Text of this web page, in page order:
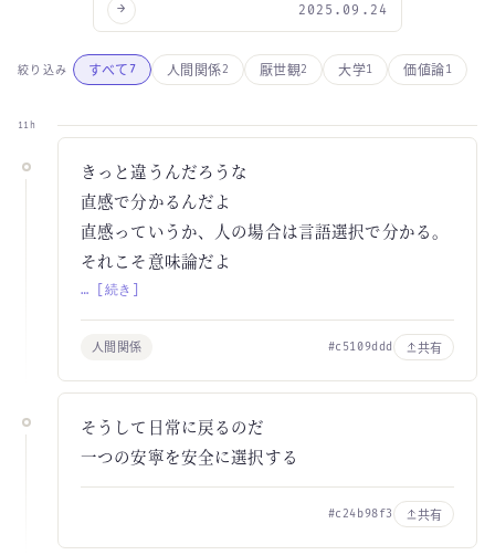
2025.09.24
→
絞り込み すべて 7 人間関係2 厭世観2 大学1 価値論1
11h
きっと違うんだろうな
直感で分かるんだよ
直感っていうか、人の場合は言語選択で分かる。
それこそ意味論だよ
… [続き]
人間関係 #c5109ddd 共有
そうして日常に戻るのだ
一つの安寧を安全に選択する
#c24b98f3 共有